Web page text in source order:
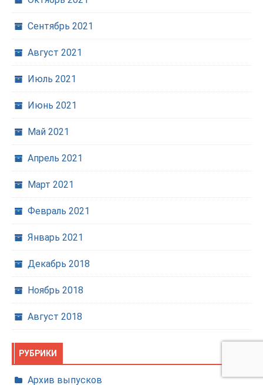
Сентябрь 2021
Август 2021
Июль 2021
Июнь 2021
Май 2021
Апрель 2021
Март 2021
Февраль 2021
Январь 2021
Декабрь 2018
Ноябрь 2018
Август 2018
РУБРИКИ
Архив выпусков